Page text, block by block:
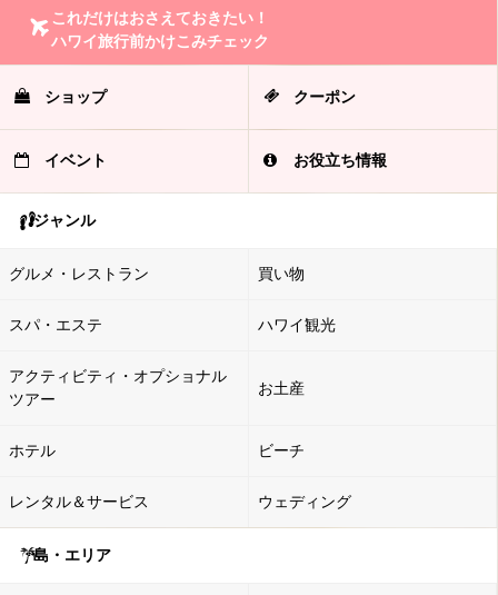
これだけはおさえておきたい！
ハワイ旅行前かけこみチェック
ショップ クーポン
イベント お役立ち情報
ジャンル
グルメ・レストラン 買い物
スパ・エステ ハワイ観光
アクティビティ・オプショナル
ツアー
お土産
ホテル ビーチ
レンタル＆サービス ウェディング
島・エリア